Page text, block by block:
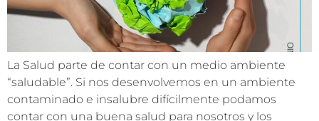
La Salud parte de contar con un medio ambiente
“saludable”. Si nos desenvolvemos en un ambiente
contaminado e insalubre difícilmente podamos
contar con una buena salud para nosotros y los